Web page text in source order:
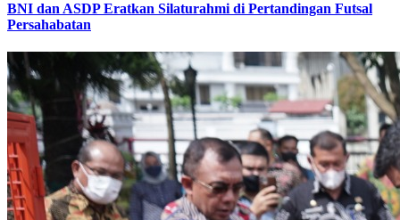
BNI dan ASDP Eratkan Silaturahmi di Pertandingan Futsal
Persahabatan